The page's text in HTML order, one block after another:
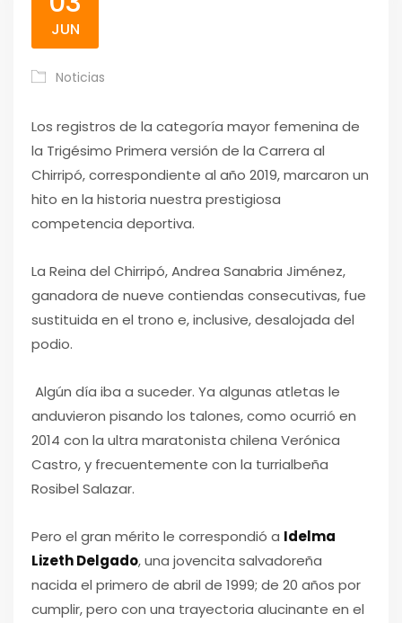
JUN
Noticias
Los registros de la categoría mayor femenina de
la Trigésimo Primera versión de la Carrera al
Chirripó, correspondiente al año 2019, marcaron un
hito en la historia nuestra prestigiosa
competencia deportiva.
La Reina del Chirripó, Andrea Sanabria Jiménez,
ganadora de nueve contiendas consecutivas, fue
sustituida en el trono e, inclusive, desalojada del
podio.
Algún día iba a suceder. Ya algunas atletas le
anduvieron pisando los talones, como ocurrió en
2014 con la ultra maratonista chilena Verónica
Castro, y frecuentemente con la turrialbeña
Rosibel Salazar.
Pero el gran mérito le correspondió a Idelma
Lizeth Delgado, una jovencita salvadoreña
nacida el primero de abril de 1999; de 20 años por
cumplir, pero con una trayectoria alucinante en el